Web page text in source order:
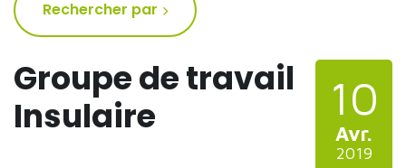
Groupe de travail
Insulaire
10
Avr.
2019
Rechercher par